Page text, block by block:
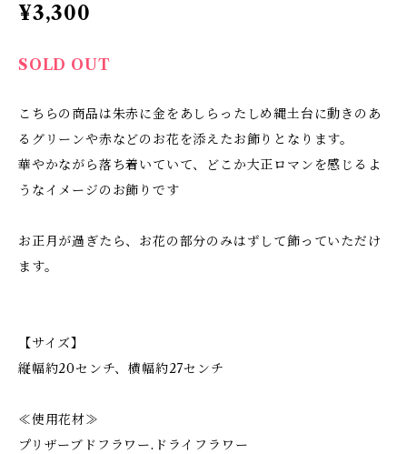
¥3,300
SOLD OUT
こちらの商品は朱赤に金をあしらったしめ縄土台に動きのあ
るグリーンや赤などのお花を添えたお飾りとなります。
華やかながら落ち着いていて、どこか大正ロマンを感じるよ
うなイメージのお飾りです
お正月が過ぎたら、お花の部分のみはずして飾っていただけ
ます。
【サイズ】
縦幅約20センチ、横幅約27センチ
≪使用花材≫
プリザーブドフラワー.ドライフラワー